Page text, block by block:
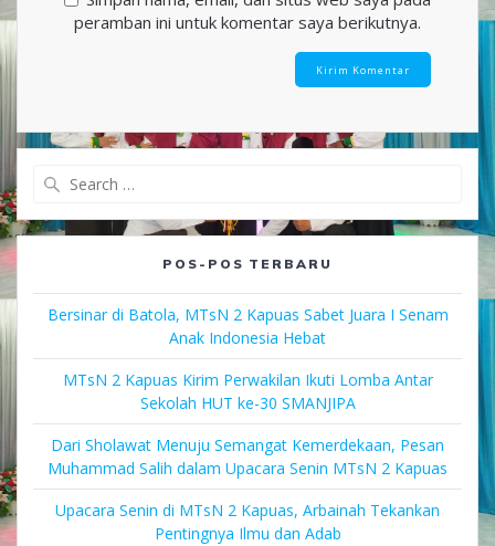
peramban ini untuk komentar saya berikutnya.
POS-POS TERBARU
Bersinar di Batola, MTsN 2 Kapuas Sabet Juara I Senam
Anak Indonesia Hebat
MTsN 2 Kapuas Kirim Perwakilan Ikuti Lomba Antar
Sekolah HUT ke-30 SMANJIPA
Dari Sholawat Menuju Semangat Kemerdekaan, Pesan
Muhammad Salih dalam Upacara Senin MTsN 2 Kapuas
Upacara Senin di MTsN 2 Kapuas, Arbainah Tekankan
Pentingnya Ilmu dan Adab